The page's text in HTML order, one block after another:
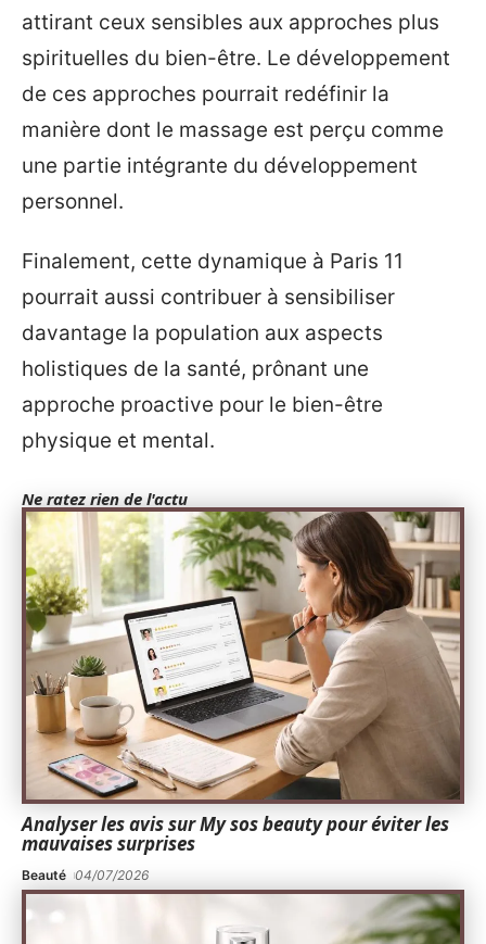
attirant ceux sensibles aux approches plus
spirituelles du bien-être. Le développement
de ces approches pourrait redéfinir la
manière dont le massage est perçu comme
une partie intégrante du développement
personnel.
Finalement, cette dynamique à Paris 11
pourrait aussi contribuer à sensibiliser
davantage la population aux aspects
holistiques de la santé, prônant une
approche proactive pour le bien-être
physique et mental.
Ne ratez rien de l'actu
Analyser les avis sur My sos beauty pour éviter les
mauvaises surprises
Beauté 04/07/2026